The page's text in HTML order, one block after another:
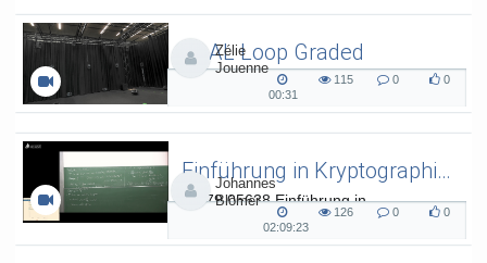
SAAL Loop Graded
SAAL Musikinformatik
Zélie
Jouenne
00:31
00:31
115
views
0
Kommentare
0
likes
Einführung in Kryptographie (in English) 15
L.079.05638 Einführung in
Kryptographie (in English) - SoSe 26
Johannes
Blömer
02:09:23
02:09:23
126
views
0
Kommentare
0
likes